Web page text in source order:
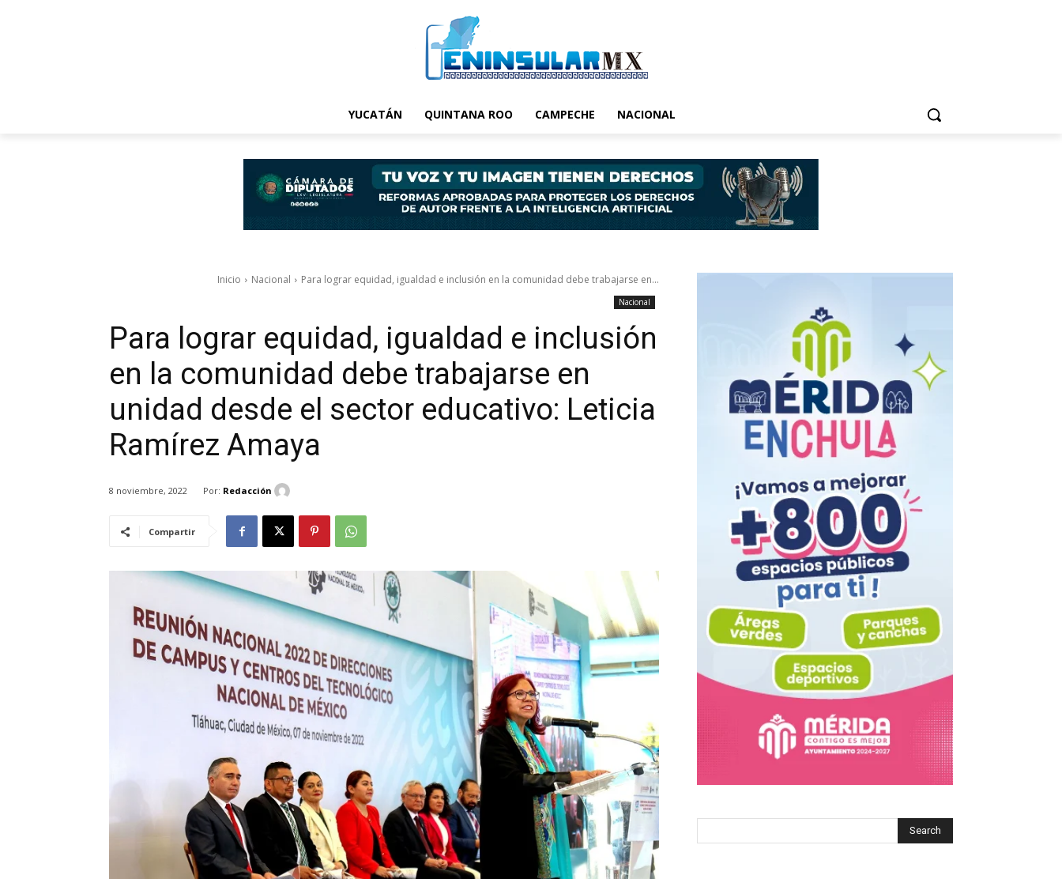
YUCATÁN QUINTANA ROO CAMPECHE NACIONAL
Inicio Nacional Para lograr equidad, igualdad e inclusión en la comunidad debe trabajarse en...
Nacional
Para lograr equidad, igualdad e inclusión
en la comunidad debe trabajarse en
unidad desde el sector educativo: Leticia
Ramírez Amaya
8 noviembre, 2022 Por: Redacción
Compartir